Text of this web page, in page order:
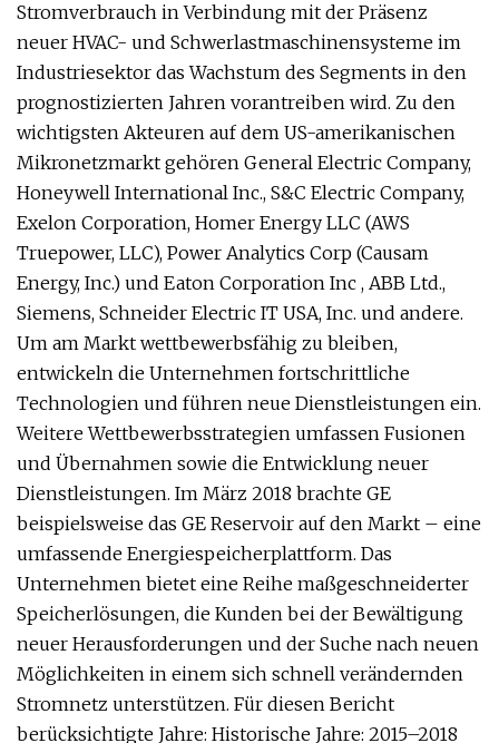
Stromverbrauch in Verbindung mit der Präsenz
neuer HVAC- und Schwerlastmaschinensysteme im
Industriesektor das Wachstum des Segments in den
prognostizierten Jahren vorantreiben wird. Zu den
wichtigsten Akteuren auf dem US-amerikanischen
Mikronetzmarkt gehören General Electric Company,
Honeywell International Inc., S&C Electric Company,
Exelon Corporation, Homer Energy LLC (AWS
Truepower, LLC), Power Analytics Corp (Causam
Energy, Inc.) und Eaton Corporation Inc , ABB Ltd.,
Siemens, Schneider Electric IT USA, Inc. und andere.
Um am Markt wettbewerbsfähig zu bleiben,
entwickeln die Unternehmen fortschrittliche
Technologien und führen neue Dienstleistungen ein.
Weitere Wettbewerbsstrategien umfassen Fusionen
und Übernahmen sowie die Entwicklung neuer
Dienstleistungen. Im März 2018 brachte GE
beispielsweise das GE Reservoir auf den Markt – eine
umfassende Energiespeicherplattform. Das
Unternehmen bietet eine Reihe maßgeschneiderter
Speicherlösungen, die Kunden bei der Bewältigung
neuer Herausforderungen und der Suche nach neuen
Möglichkeiten in einem sich schnell verändernden
Stromnetz unterstützen. Für diesen Bericht
berücksichtigte Jahre: Historische Jahre: 2015–2018